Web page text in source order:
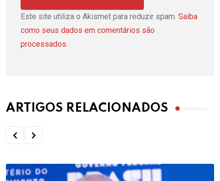
Este site utiliza o Akismet para reduzir spam. Saiba
como seus dados em comentários são
processados.
ARTIGOS RELACIONADOS